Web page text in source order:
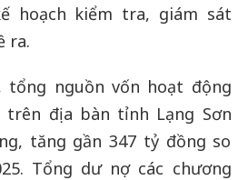
hoạch kiểm tra, giám sát
ra.
tổng nguồn vốn hoạt động
trên địa bàn tỉnh Lạng Sơn
tăng gần 347 tỷ đồng so
Tổng dư nợ các chương